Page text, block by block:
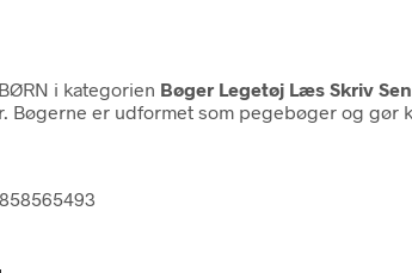
i kategorien Bøger Legetøj Læs Skriv
Bøgerne er udformet som pegebøger og